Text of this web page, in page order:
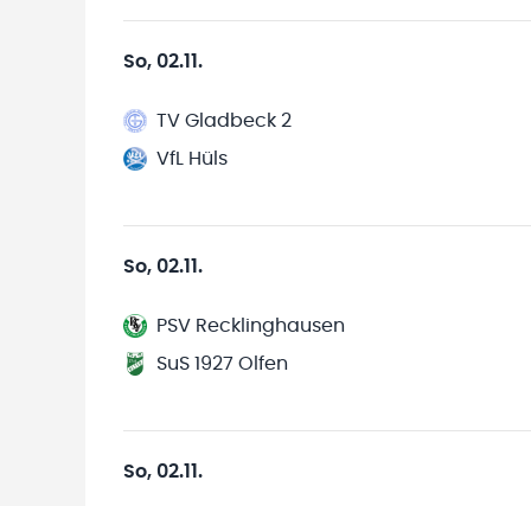
So, 02.11.
TV Gladbeck 2
VfL Hüls
So, 02.11.
PSV Recklinghausen
SuS 1927 Olfen
So, 02.11.